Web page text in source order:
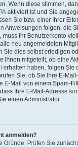
Wenn diese stimmen,
aktiviert ist und Sie
Sie bzw. einer Ihrer
Anweisungen folgen, die
muss Ihr Benutzerkonto
neu angemeldeten
Sie dies selbst erledigen
Ihnen mitgeteilt, ob eine
erhalten haben, folgen Sie
Sie, ob Sie Ihre E-
E-Mail von einem Spam-
Ihre E-Mail-Adresse
einen Administrator.
anmelden?
Gründe. Prüfen Sie